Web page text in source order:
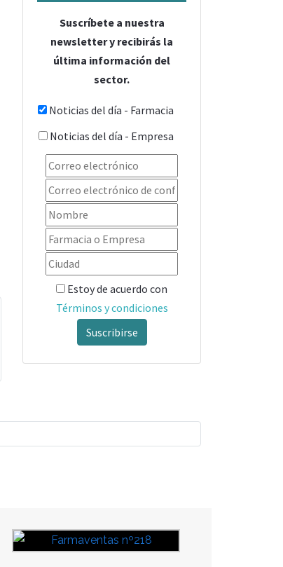
Suscríbete a nuestra
newsletter y recibirás la
última información del
sector.
Noticias del día - Farmacia
Noticias del día - Empresa
Estoy de acuerdo con
Términos y condiciones
Suscribirse